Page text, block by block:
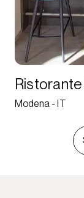
Modena - IT